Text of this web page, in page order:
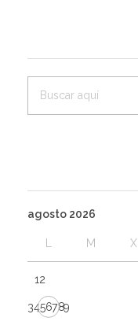
agosto 2026
M X
12
3456789